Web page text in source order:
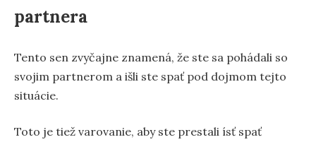
partnera
Tento sen zvyčajne znamená, že ste sa pohádali so
svojim partnerom a išli ste spať pod dojmom tejto
situácie.
Toto je tiež varovanie, aby ste prestali ísť spať